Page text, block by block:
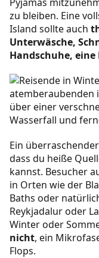
zu bleiben. Eine
Island sollte auch
Unterwäsche,
Handschuhe,
Ein
dass du heiße
kannst. Besucher
in Orten wie der
Baths oder
Reykjadalur oder
Winter oder
nicht, ein
Flops.